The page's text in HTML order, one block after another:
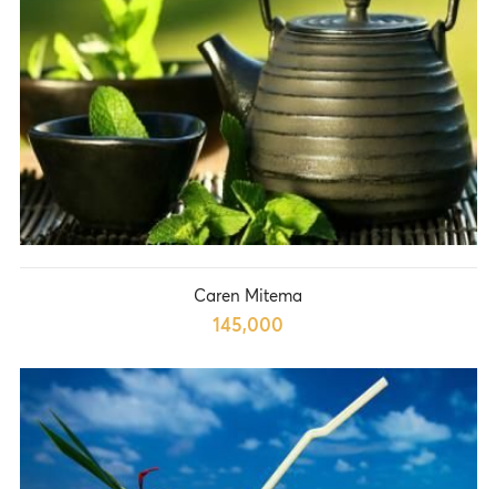
Caren Mitema
145,000